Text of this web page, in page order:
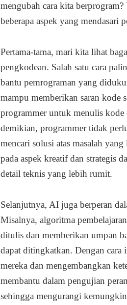
mengubah cara kita
beberapa aspek yang mendasari
Pertama-tama, mari kita lihat
pengkodean. Salah satu cara
bantu pemrograman yang
mampu memberikan saran kode
programmer untuk menulis kode
demikian, programmer tidak
mencari solusi atas masalah
pada aspek kreatif dan strategis
detail teknis yang lebih rumit.
Selanjutnya, AI juga berperan
Misalnya, algoritma
ditulis dan memberikan umpan
dapat ditingkatkan. Dengan cara
mereka dan mengembangkan
membantu dalam pengujian
sehingga mengurangi